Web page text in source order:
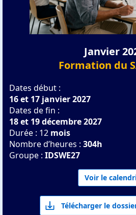
Janvier
Formation du
Dates début :
16 et 17 janvier 2027
Dates de fin :
18 et 19 décembre 2027
Durée : 12 mois
Nombre d’heures :304h
Groupe : IDSWE27
Voir le
Télécharger le